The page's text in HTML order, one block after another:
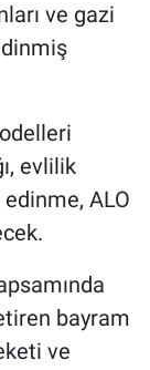
ve gazi
evlilik
ALO
bayram
ve